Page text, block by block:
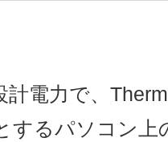
計電力で、
するパソコン上